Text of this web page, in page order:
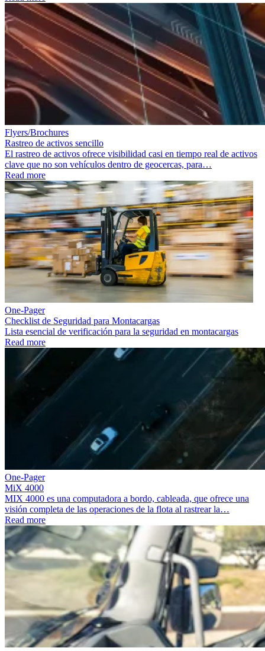
Flyers/Brochures
Rastreo de activos sencillo
El rastreo de activos ofrece visibilidad casi en tiempo real de activos
clave que no son vehículos dentro de geocercas, para…
Read more
One-Pager
Checklist de Seguridad para Montacargas
Lista esencial de verificación para la seguridad en montacargas
Read more
One-Pager
MiX 4000
MIX 4000 es una computadora a bordo, cableada, que ofrece una
visión completa de las operaciones de la flota al rastrear la…
Read more